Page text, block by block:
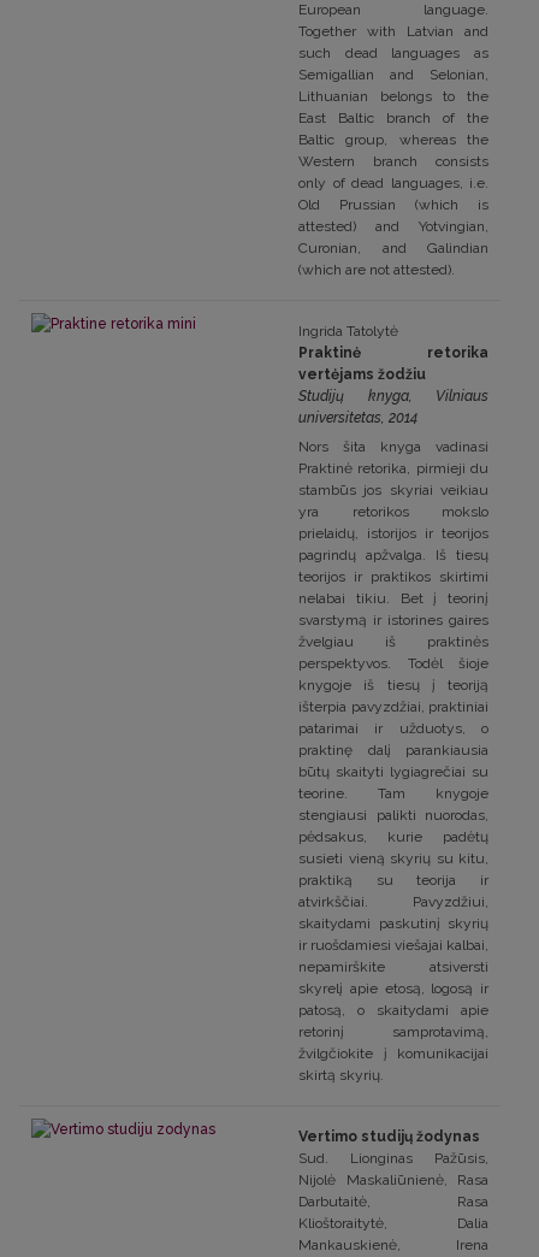
European language.
Together with Latvian and
such dead languages as
Semigallian and Selonian,
Lithuanian belongs to the
East Baltic branch of the
Baltic group, whereas the
Western branch consists
only of dead languages, i.e.
Old Prussian (which is
attested) and Yotvingian,
Curonian, and Galindian
(which are not attested).
Ingrida Tatolytė
Praktinė retorika
vertėjams žodžiu
Studijų knyga, Vilniaus
universitetas, 2014
Nors šita knyga vadinasi
Praktinė retorika, pirmieji du
stambūs jos skyriai veikiau
yra retorikos mokslo
prielaidų, istorijos ir teorijos
pagrindų apžvalga. Iš tiesų
teorijos ir praktikos skirtimi
nelabai tikiu. Bet į teorinį
svarstymą ir istorines gaires
žvelgiau iš praktinės
perspektyvos. Todėl šioje
knygoje iš tiesų į teoriją
išterpia pavyzdžiai, praktiniai
patarimai ir užduotys, o
praktinę dalį parankiausia
būtų skaityti lygiagrečiai su
teorine. Tam knygoje
stengiausi palikti nuorodas,
pėdsakus, kurie padėtų
susieti vieną skyrių su kitu,
praktiką su teorija ir
atvirkščiai. Pavyzdžiui,
skaitydami paskutinį skyrių
ir ruošdamiesi viešajai kalbai,
nepamirškite atsiversti
skyrelį apie etosą, logosą ir
patosą, o skaitydami apie
retorinį samprotavimą,
žvilgčiokite į komunikacijai
skirtą skyrių.
Vertimo studijų žodynas
Sud. Lionginas Pažūsis,
Nijolė Maskaliūnienė, Rasa
Darbutaitė, Rasa
Klioštoraitytė, Dalia
Mankauskienė, Irena